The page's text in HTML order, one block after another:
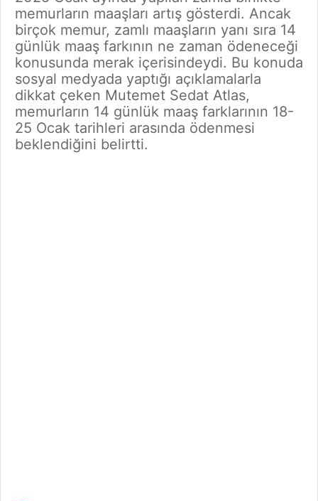
memurların maaşları artış gösterdi. Ancak
birçok memur, zamlı maaşların yanı sıra 14
günlük maaş farkının ne zaman ödeneceği
konusunda merak içerisindeydi. Bu konuda
sosyal medyada yaptığı açıklamalarla
dikkat çeken Mutemet Sedat Atlas,
memurların 14 günlük maaş farklarının 18-
25 Ocak tarihleri arasında ödenmesi
beklendiğini belirtti.